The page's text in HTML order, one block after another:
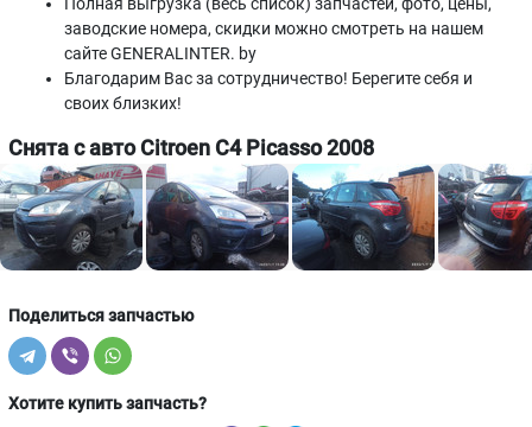
заводские номера, скидки можно смотреть на нашем
сайте GENERALINTER. by
Благодарим Вас за сотрудничество! Берегите себя и
своих близких!
Снята с авто Citroen C4 Picasso 2008
Поделиться запчастью
Хотите купить запчасть?